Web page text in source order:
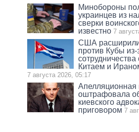
Минобороны
украинцев из
сверки
известно 7
США расширили
против Кубы из-
сотрудничества
Китаем и
7 августа 2026, 05:17
Апелляционная
оштрафовала
киевского
приговором 7